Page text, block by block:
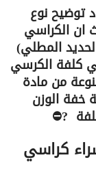
توضيح نوع
ان الكراسي
المطلي)
كلفة الكرسي
من مادة
خفة الوزن
?⛔
كراسي